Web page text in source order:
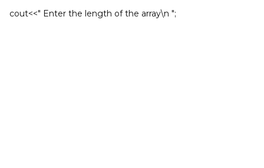
cout<<" Enter the length of the array\n ";